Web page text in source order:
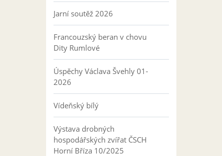
Jarní soutěž 2026
Francouzský beran v chovu
Dity Rumlové
Úspěchy Václava Švehly 01-
2026
Vídeňský bílý
Výstava drobných
hospodářských zvířat ČSCH
Horní Bříza 10/2025